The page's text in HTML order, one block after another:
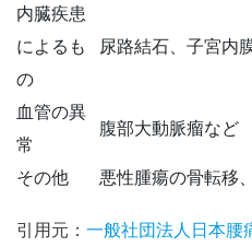
内臓疾患
によるも
の
尿路結石、子宮内
血管の異
常
腹部大動脈瘤など
その他 悪性腫瘍の骨転移
引用元： 一般社団法人日本腰